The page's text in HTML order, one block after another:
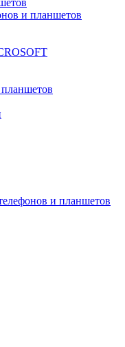
и планшетов
и планшетов